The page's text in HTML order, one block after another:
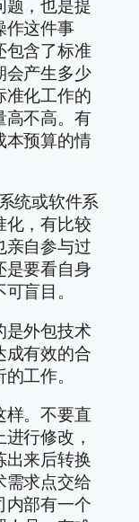
题，也是提
作这件事
包含了标准
会产生多少
准化工作的
高不高。有
本预算的情
统或软件系
化，有比较
亲自参与过
是要看自身
盲目。
是外包技术
成有效的合
工作。
样。不要直
行修改，
出来后转换
需求点交给
内部有一个